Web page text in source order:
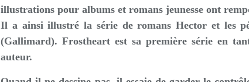
illustrations pour albums et romans jeunesse ont
Il a ainsi illustré la série de romans Hector et les
(Gallimard). Frostheart est sa première série en
auteur.